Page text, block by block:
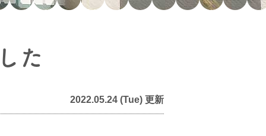
た
2022.05.24 (Tue) 更新